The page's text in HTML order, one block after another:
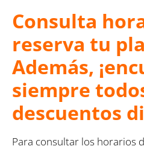
Consulta
reserva tu
Además,
siempre
descuentos
Para consultar los horarios